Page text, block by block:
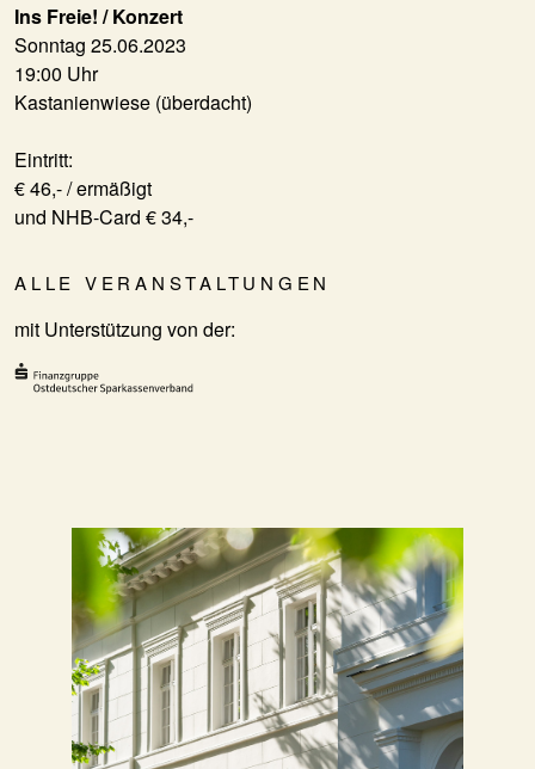
Ins Freie! / Konzert
Sonntag 25.06.2023
19:00 Uhr
Kastanienwiese (überdacht)
Eintritt:
€ 46,- / ermäßigt
und NHB-Card € 34,-
ALLE VERANSTALTUNGEN
mit Unterstützung von der: